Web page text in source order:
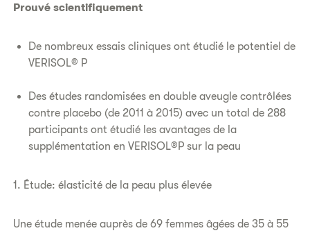
Prouvé scientifiquement
De nombreux essais cliniques ont étudié le potentiel de
VERISOL® P
Des études randomisées en double aveugle contrôlées
contre placebo (de 2011 à 2015) avec un total de 288
participants ont étudié les avantages de la
supplémentation en VERISOL®P sur la peau
1. Étude: élasticité de la peau plus élevée
Une étude menée auprès de 69 femmes âgées de 35 à 55